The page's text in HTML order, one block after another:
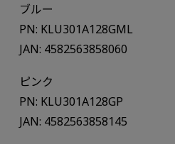
ブルー
PN: KLU301A128GML
JAN: 4582563858060
ピンク
PN: KLU301A128GP
JAN: 4582563858145